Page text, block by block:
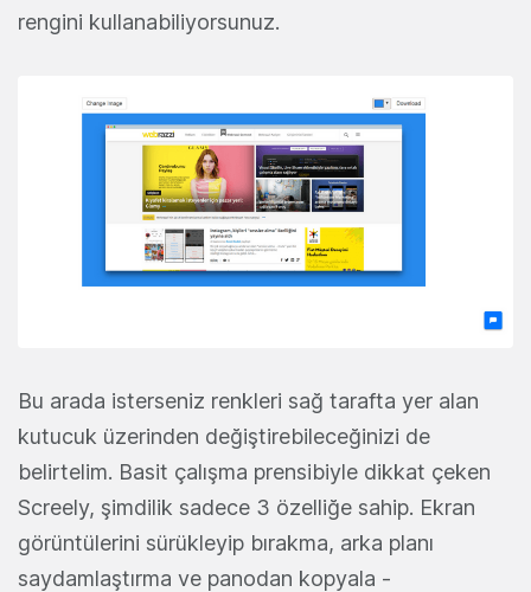
rengini kullanabiliyorsunuz.
Bu arada isterseniz renkleri sağ tarafta yer alan
kutucuk üzerinden değiştirebileceğinizi de
belirtelim. Basit çalışma prensibiyle dikkat çeken
Screely, şimdilik sadece 3 özelliğe sahip. Ekran
görüntülerini sürükleyip bırakma, arka planı
saydamlaştırma ve panodan kopyala -